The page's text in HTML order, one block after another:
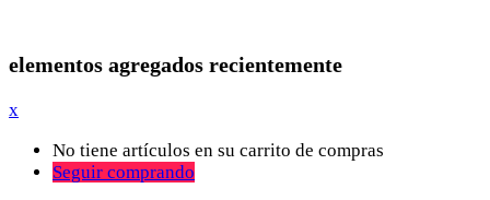
elementos agregados recientemente
x
No tiene artículos en su carrito de compras
Seguir comprando